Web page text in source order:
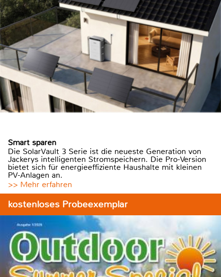
Smart sparen
Die SolarVault 3 Serie ist die neueste Generation von
Jackerys intelligenten Stromspeichern. Die Pro-Version
bietet sich für energieeffiziente Haushalte mit kleinen
PV-Anlagen an.
>> Mehr erfahren
kostenloses Probeexemplar